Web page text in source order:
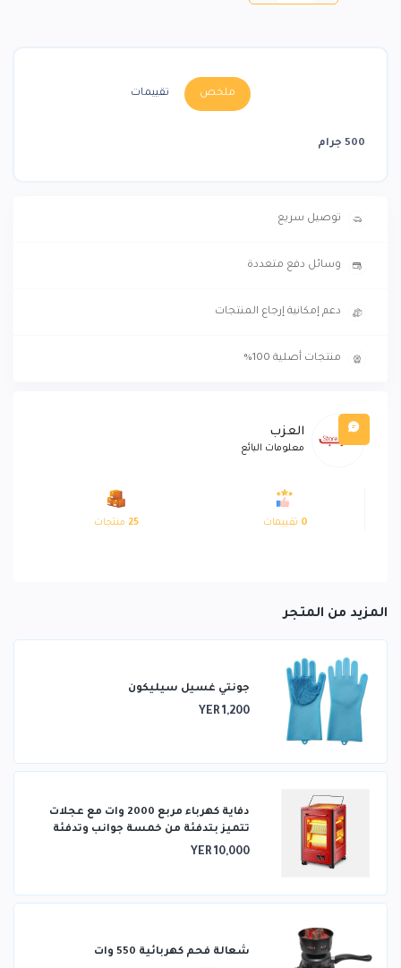
ملخص تقييمات
500 جرام
توصيل سريع
وسائل دفع متعددة
دعم إمكانية إرجاع المنتجات
منتجات أصلية 100%
العزب
معلومات البائع
0 تقييمات 25 منتجات
المزيد من المتجر
جونتي غسيل سيليكون
YER 1,200
دفاية كهرباء مربع 2000 وات مع عجلات
تتميز بتدفئة من خمسة جوانب وتدفئة
ثلاثية الأبعاد
YER 10,000
شعالة فحم كهربائية 550 وات